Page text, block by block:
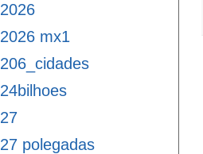
2026
2026 mx1
206_cidades
24bilhoes
27
27 polegadas